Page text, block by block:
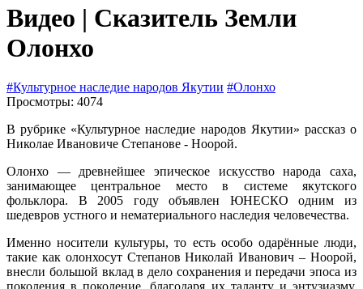
Видео | Сказитель Земли
Олонхо
#Культурное наследие народов Якутии #Олонхо
Просмотры: 4074
В рубрике «Культурное наследие народов Якутии» рассказ о
Николае Ивановиче Степанове - Ноорой.
Олонхо — древнейшее эпическое искусство народа саха,
занимающее центральное место в системе якутского
фольклора. В 2005 году объявлен ЮНЕСКО одним из
шедевров устного и нематериального наследия человечества.
Именно носители культуры, то есть особо одарённые люди,
такие как олонхосут Степанов Николай Иванович – Ноорой,
внесли большой вклад в дело сохранения и передачи эпоса из